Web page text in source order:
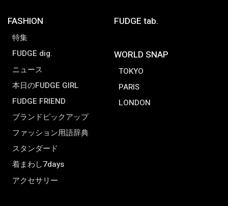
FASHION
特集
FUDGE dig.
ニュース
本日のFUDGE GIRL
FUDGE FRIEND
ブランドピックアップ
ファッション用語辞典
スタンダード
着まわし7days
アクセサリー
FUDGE tab.
WORLD SNAP
TOKYO
PARIS
LONDON